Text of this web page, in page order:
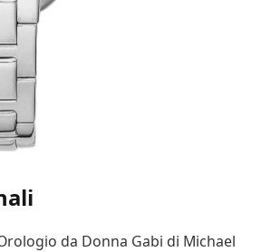
da Donna Gabi di Michael